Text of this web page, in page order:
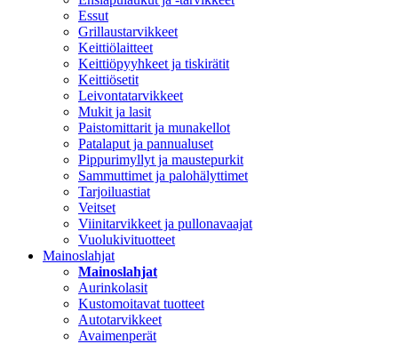
Essut
Grillaustarvikkeet
Keittiölaitteet
Keittiöpyyhkeet ja tiskirätit
Keittiösetit
Leivontatarvikkeet
Mukit ja lasit
Paistomittarit ja munakellot
Patalaput ja pannualuset
Pippurimyllyt ja maustepurkit
Sammuttimet ja palohälyttimet
Tarjoiluastiat
Veitset
Viinitarvikkeet ja pullonavaajat
Vuolukivituotteet
Mainoslahjat
Mainoslahjat
Aurinkolasit
Kustomoitavat tuotteet
Autotarvikkeet
Avaimenperät